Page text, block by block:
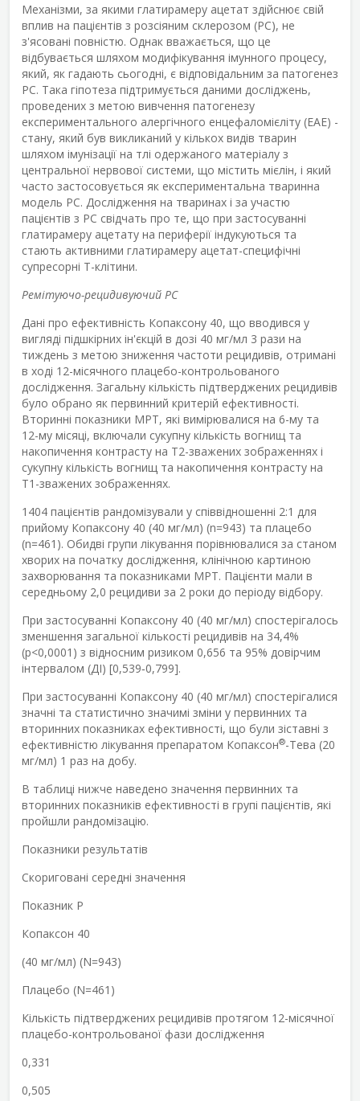
Механізми, за якими глатирамеру ацетат здійснює свій
вплив на пацієнтів з розсіяним склерозом (РС), не
з'ясовані повністю. Однак вважається, що це
відбувається шляхом модифікування імунного процесу,
який, як гадають сьогодні, є відповідальним за патогенез
РС. Така гіпотеза підтримується даними досліджень,
проведених з метою вивчення патогенезу
експериментального алергічного енцефаломієліту (ЕАЕ) -
стану, який був викликаний у кількох видів тварин
шляхом імунізації на тлі одержаного матеріалу з
центральної нервової системи, що містить мієлін, і який
часто застосовується як експериментальна тваринна
модель РС. Дослідження на тваринах і за участю
пацієнтів з РС свідчать про те, що при застосуванні
глатирамеру ацетату на периферії індукуються та
стають активними глатирамеру ацетат-специфічні
супресорні Т-клітини.
Ремітуючо-рецидивуючий РС
Дані про ефективність Копаксону 40, що вводився у
вигляді підшкірних ін'єкцій в дозі 40 мг/мл 3 рази на
тиждень з метою зниження частоти рецидивів, отримані
в ході 12-місячного плацебо-контрольованого
дослідження. Загальну кількість підтверджених рецидивів
було обрано як первинний критерій ефективності.
Вторинні показники МРТ, які вимірювалися на 6-му та
12-му місяці, включали сукупну кількість вогнищ та
накопичення контрасту на Т2-зважених зображеннях і
сукупну кількість вогнищ та накопичення контрасту на
Т1-зважених зображеннях.
1404 пацієнтів рандомізували у співвідношенні 2:1 для
прийому Копаксону 40 (40 мг/мл) (n=943) та плацебо
(n=461). Обидві групи лікування порівнювалися за станом
хворих на початку дослідження, клінічною картиною
захворювання та показниками МРТ. Пацієнти мали в
середньому 2,0 рецидиви за 2 роки до періоду відбору.
При застосуванні Копаксону 40 (40 мг/мл) спостерігалось
зменшення загальної кількості рецидивів на 34,4%
(p<0,0001) з відносним ризиком 0,656 та 95% довірчим
інтервалом (ДІ) [0,539‑0,799].
При застосуванні Копаксону 40 (40 мг/мл) спостерігалися
значні та статистично значимі зміни у первинних та
вторинних показниках ефективності, що були зіставні з
ефективністю лікування препаратом Копаксон®-Тева (20
мг/мл) 1 раз на добу.
В таблиці нижче наведено значення первинних та
вторинних показників ефективності в групі пацієнтів, які
пройшли рандомізацію.
Показники результатів
Скориговані середні значення
Показник P
Копаксон 40
(40 мг/мл) (N=943)
Плацебо (N=461)
Кількість підтверджених рецидивів протягом 12-місячної
плацебо-контрольованої фази дослідження
0,331
0,505